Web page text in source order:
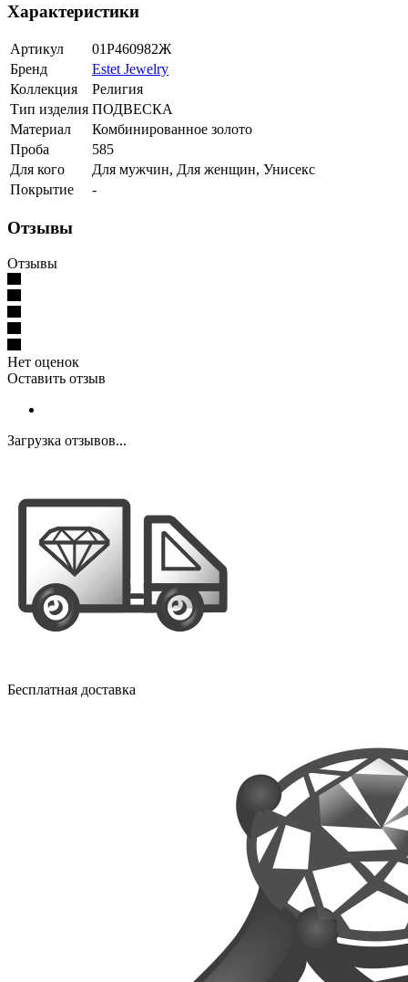
Характеристики
Артикул
01Р460982Ж
Бренд
Estet Jewelry
Коллекция
Религия
Тип изделия ПОДВЕСКА
Материал
Комбинированное золото
Проба
585
Для кого
Для мужчин, Для женщин, Унисекс
Покрытие
-
Отзывы
Отзывы
Нет оценок
Оставить отзыв
Загрузка отзывов...
Бесплатная доставка